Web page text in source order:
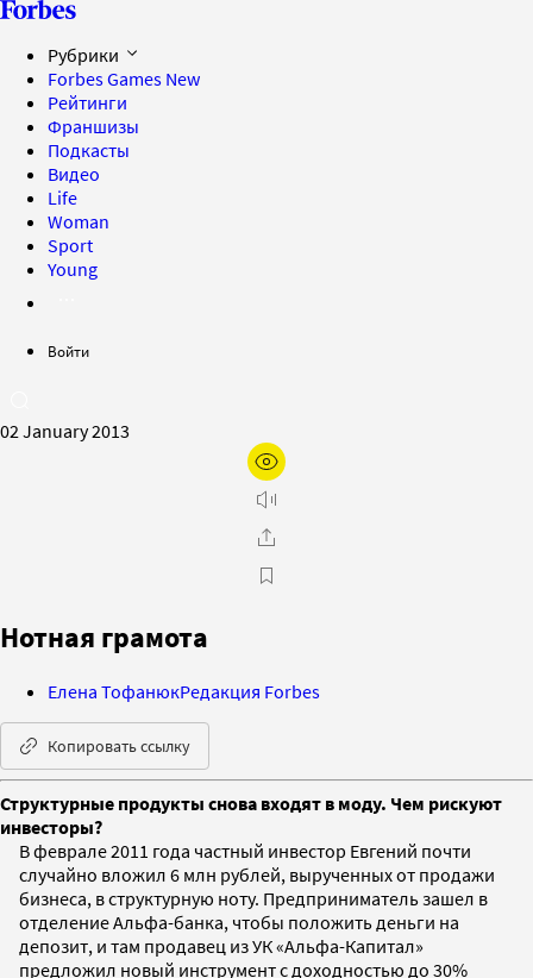
Рубрики
Forbes Games New
Рейтинги
Франшизы
Подкасты
Видео
Life
Woman
Sport
Young
Войти
02 January 2013
Нотная грамота
Елена ТофанюкРедакция Forbes
Копировать ссылку
Структурные продукты снова входят в моду. Чем рискуют
инвесторы?
В феврале 2011 года частный инвестор Евгений почти
случайно вложил 6 млн рублей, вырученных от продажи
бизнеса, в структурную ноту. Предприниматель зашел в
отделение Альфа-банка, чтобы положить деньги на
депозит, и там продавец из УК «Альфа-Капитал»
предложил новый инструмент с доходностью до 30%